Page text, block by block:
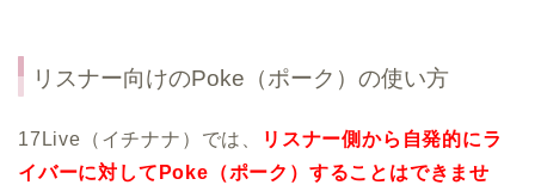
リスナー向けのPoke（ポーク）の使い方
17Live（イチナナ）では、
リスナー側から自発的にラ
イバーに対してPoke（ポーク）することはできませ